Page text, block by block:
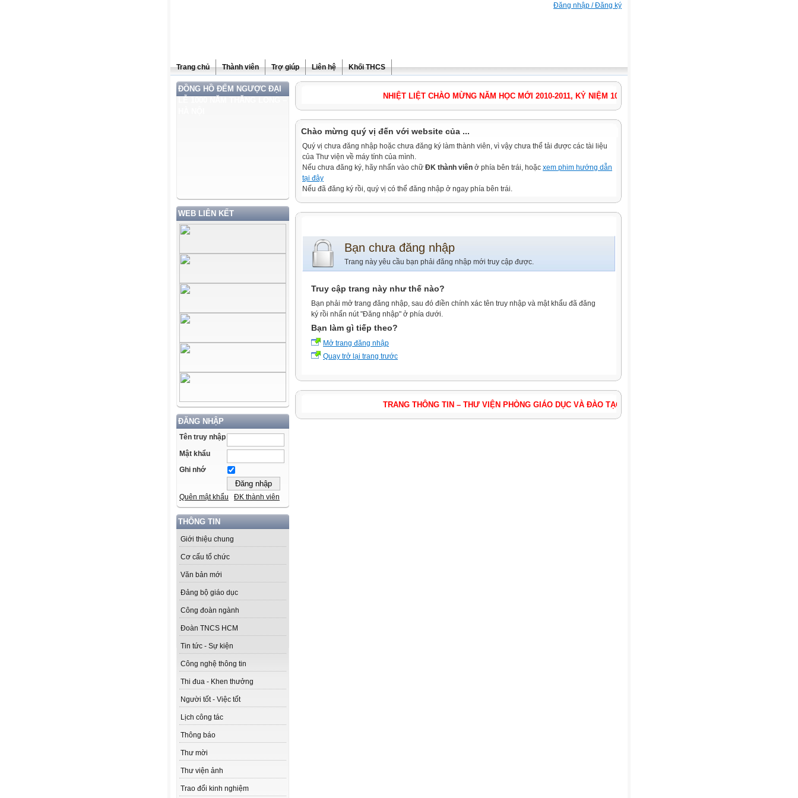
Đăng nhập / Đăng ký
Trang chủ Thành viên Trợ giúp Liên hệ Khối THCS
ĐỒNG HỒ ĐẾM NGƯỢC ĐẠI
WEB LIÊN KẾT
ĐĂNG NHẬP
Tên truy nhập
Mật khẩu
Ghi nhớ
Quên mật khẩu ĐK thành viên
THÔNG TIN
Giới thiệu chung
Cơ cấu tổ chức
Văn bản mới
Đảng bộ giáo dục
Công đoàn ngành
Đoàn TNCS HCM
Tin tức - Sự kiện
Công nghệ thông tin
Thi đua - Khen thưởng
Người tốt - Việc tốt
Lịch công tác
Thông báo
Thư mời
Thư viện ảnh
Trao đổi kinh nghiệm
NHIỆT LIỆT CHÀO MỪNG NĂM HỌC MỚI 2010-2011, KỶ NIỆM 1000 NĂM THĂNG LONG - HÀ NỘI ! NĂM HỌC TIẾP
Chào mừng quý vị đến với website của ...
Quý vị chưa đăng nhập hoặc chưa đăng ký làm thành viên, vì vậy chưa thể tải được các tài liệu
của Thư viện về máy tính của mình.
Nếu chưa đăng ký, hãy nhấn vào chữ ĐK thành viên ở phía bên trái, hoặc xem phim hướng dẫn
tại đây
Nếu đã đăng ký rồi, quý vị có thể đăng nhập ở ngay phía bên trái.
Bạn chưa đăng nhập
Trang này yêu cầu bạn phải đăng nhập mới truy cập được.
Truy cập trang này như thế nào?
Bạn phải mở trang đăng nhập, sau đó điền chính xác tên truy nhập và mật khẩu đã đăng
ký rồi nhấn nút "Đăng nhập" ở phía dưới.
Bạn làm gì tiếp theo?
Mở trang đăng nhập
Quay trở lại trang trước
TRANG THÔNG TIN – THƯ VIỆN PHÒNG GIÁO DỤC VÀ ĐÀO TẠO HUYỆN PHÚC THỌ - THÀNH PHỐ HÀ NỘI ĐỊA CHỈ: